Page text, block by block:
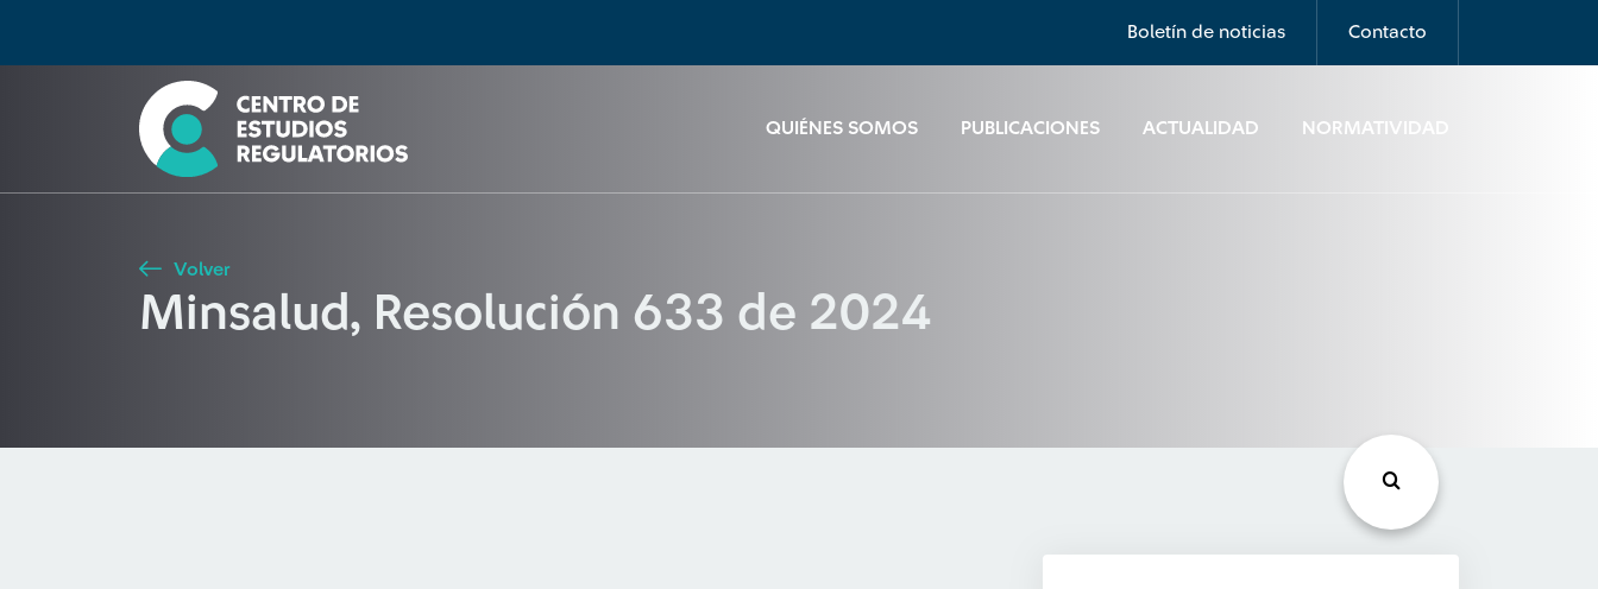
Boletín de noticias Contacto
QUIÉNES SOMOS PUBLICACIONES ACTUALIDAD NORMATIVIDAD
Seleccione país
Buscar
Volver
Minsalud, Resolución 633 de 2024